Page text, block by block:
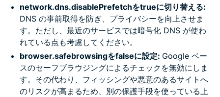
network.dns.disablePrefetchをtrueに切り替える:
DNS の事前取得を防ぎ、プライバシーを向上させま
す。ただし、最近のサービスでは暗号化 DNS が使わ
れている点も考慮してください。
browser.safebrowsingをfalseに設定: Google ベー
スのセーフブラウジングによるチェックを無効にしま
す。その代わり、フィッシングや悪意のあるサイトへ
のリスクが高まるため、別の保護手段を使っている上